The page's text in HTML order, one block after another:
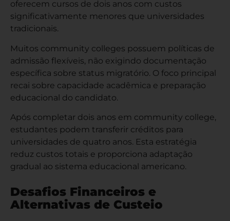
oferecem cursos de dois anos com custos
significativamente menores que universidades
tradicionais.
Muitos community colleges possuem políticas de
admissão flexíveis, não exigindo documentação
específica sobre status migratório. O foco principal
recai sobre capacidade acadêmica e preparação
educacional do candidato.
Após completar dois anos em community college,
estudantes podem transferir créditos para
universidades de quatro anos. Esta estratégia
reduz custos totais e proporciona adaptação
gradual ao sistema educacional americano.
Desafios Financeiros e
Alternativas de Custeio